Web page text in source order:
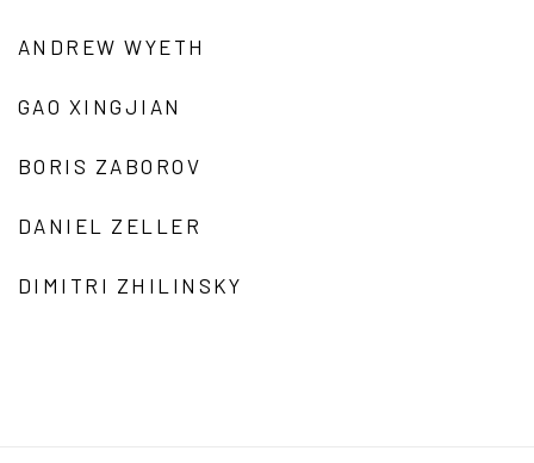
ANDREW WYETH
GAO XINGJIAN
BORIS ZABOROV
DANIEL ZELLER
DIMITRI ZHILINSKY